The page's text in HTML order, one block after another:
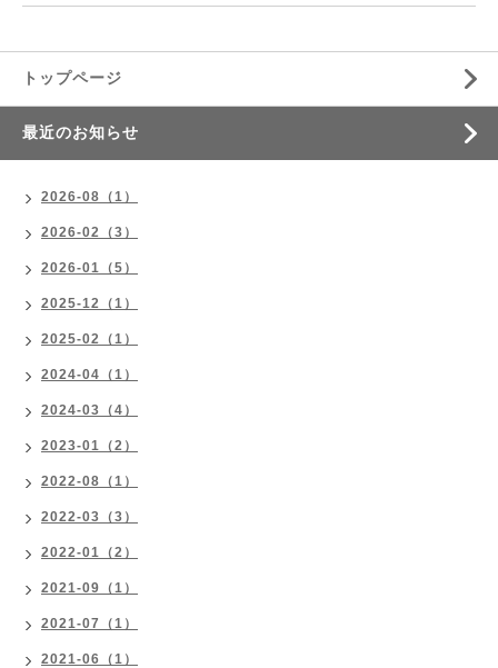
トップページ
最近のお知らせ
2026-08（1）
2026-02（3）
2026-01（5）
2025-12（1）
2025-02（1）
2024-04（1）
2024-03（4）
2023-01（2）
2022-08（1）
2022-03（3）
2022-01（2）
2021-09（1）
2021-07（1）
2021-06（1）